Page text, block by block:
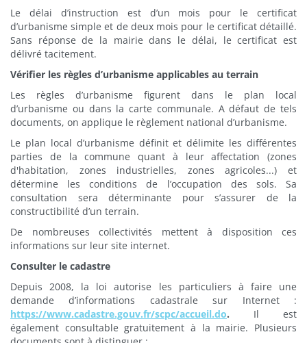
Le délai d’instruction est d’un mois pour le certificat
d’urbanisme simple et de deux mois pour le certificat détaillé.
Sans réponse de la mairie dans le délai, le certificat est
délivré tacitement.
Vérifier les règles d’urbanisme applicables au terrain
Les règles d’urbanisme figurent dans le plan local
d’urbanisme ou dans la carte communale. A défaut de tels
documents, on applique le règlement national d’urbanisme.
Le plan local d’urbanisme définit et délimite les différentes
parties de la commune quant à leur affectation (zones
d'habitation, zones industrielles, zones agricoles...) et
détermine les conditions de l’occupation des sols. Sa
consultation sera déterminante pour s’assurer de la
constructibilité d’un terrain.
De nombreuses collectivités mettent à disposition ces
informations sur leur site internet.
Consulter le cadastre
Depuis 2008, la loi autorise les particuliers à faire une
demande d’informations cadastrale sur Internet :
https://www.cadastre.gouv.fr/scpc/accueil.do. Il est
également consultable gratuitement à la mairie. Plusieurs